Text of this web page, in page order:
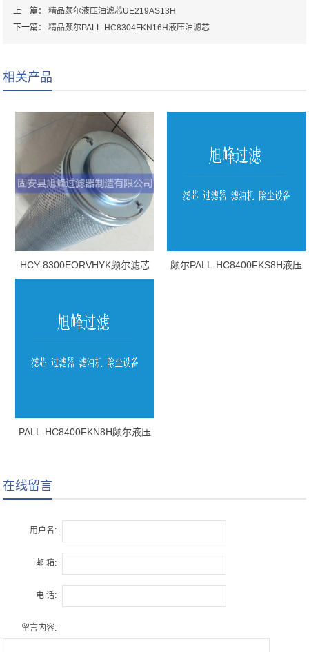
上一篇：精品颇尔液压油滤芯UE219AS13H
下一篇：精品颇尔PALL-HC8304FKN16H液压油滤芯
相关产品
HCY-8300EORVHYK颇尔滤芯
颇尔PALL-HC8400FKS8H液压
PALL-HC8400FKN8H颇尔液压
在线留言
用户名:
邮 箱:
电 话:
留言内容: